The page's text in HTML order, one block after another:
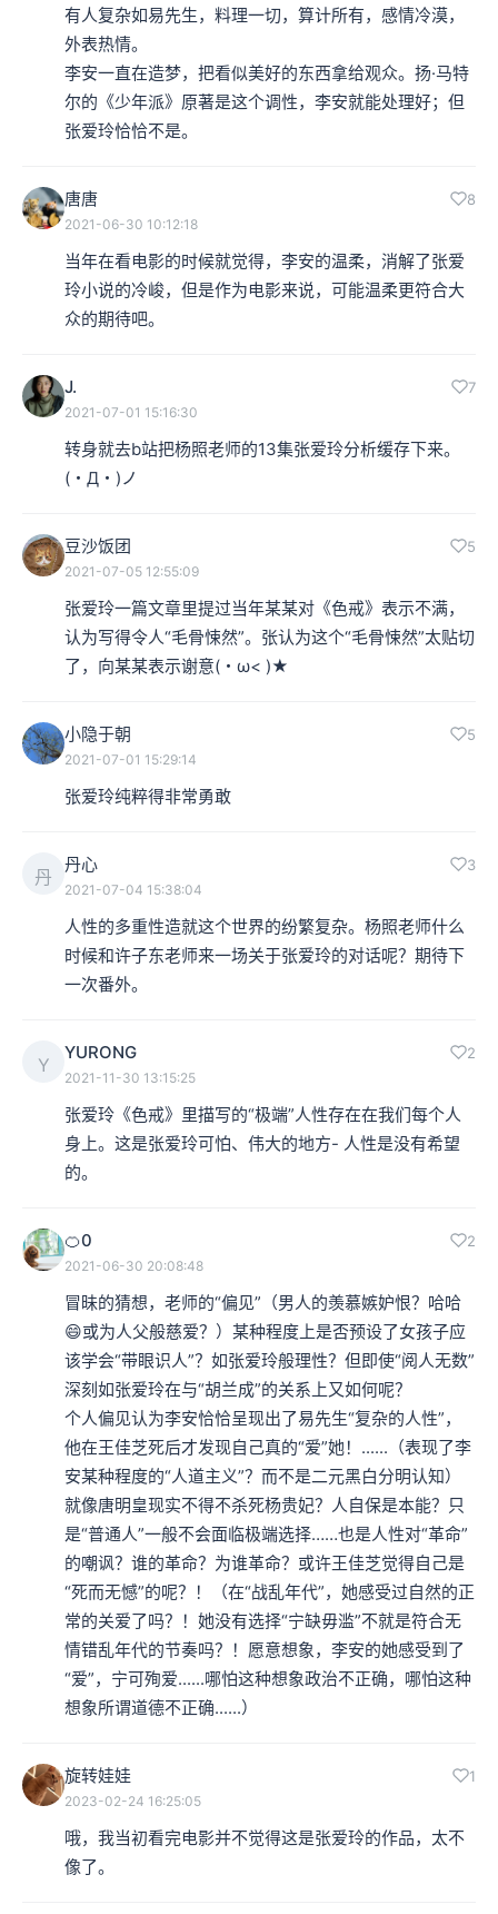
其中有一些人情算计甚至近乎病态，最有名也是最惊人的
情，感情之间的刀光剑影，有的时候真的是令人不敢逼
本集编辑：天真
有人复杂如易先生，料理一切，算计所有，感情冷漠，
外表热情。
李安一直在造梦，把看似美好的东西拿给观众。扬·马特
尔的《少年派》原著是这个调性，李安就能处理好；但
张爱玲恰恰不是。
唐唐 8
2021-06-30 10:12:18
当年在看电影的时候就觉得，李安的温柔，消解了张爱
玲小说的冷峻，但是作为电影来说，可能温柔更符合大
众的期待吧。
J. 7
2021-07-01 15:16:30
转身就去b站把杨照老师的13集张爱玲分析缓存下来。
(・Д・)ノ
豆沙饭团 5
2021-07-05 12:55:09
张爱玲一篇文章里提过当年某某对《色戒》表示不满，
认为写得令人“毛骨悚然”。张认为这个“毛骨悚然”太贴切
了，向某某表示谢意(・ω< )★
小隐于朝 5
2021-07-01 15:29:14
张爱玲纯粹得非常勇敢
丹
丹心 3
2021-07-04 15:38:04
人性的多重性造就这个世界的纷繁复杂。杨照老师什么
时候和许子东老师来一场关于张爱玲的对话呢？期待下
一次番外。
Y
YURONG 2
2021-11-30 13:15:25
张爱玲《色戒》里描写的“极端”人性存在在我们每个人
身上。这是张爱玲可怕、伟大的地方- 人性是没有希望
的。
🍊0 2
2021-06-30 20:08:48
冒昧的猜想，老师的“偏见”（男人的羡慕嫉妒恨？哈哈
😄或为人父般慈爱？）某种程度上是否预设了女孩子应
该学会“带眼识人”？如张爱玲般理性？但即使“阅人无数”
深刻如张爱玲在与“胡兰成”的关系上又如何呢？
个人偏见认为李安恰恰呈现出了易先生“复杂的人性”，
他在王佳芝死后才发现自己真的“爱”她！......（表现了李
安某种程度的“人道主义”？而不是二元黑白分明认知）
就像唐明皇现实不得不杀死杨贵妃？人自保是本能？只
是“普通人”一般不会面临极端选择……也是人性对“革命”
的嘲讽？谁的革命？为谁革命？或许王佳芝觉得自己是
“死而无憾”的呢？！（在“战乱年代”，她感受过自然的正
常的关爱了吗？！她没有选择“宁缺毋滥”不就是符合无
情错乱年代的节奏吗？！愿意想象，李安的她感受到了
“爱”，宁可殉爱......哪怕这种想象政治不正确，哪怕这种
想象所谓道德不正确......）
旋转娃娃 1
2023-02-24 16:25:05
哦，我当初看完电影并不觉得这是张爱玲的作品，太不
像了。